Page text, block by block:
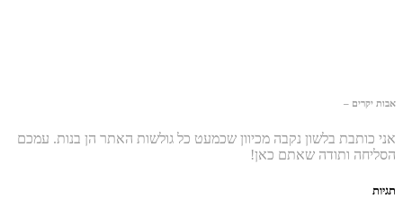
אבות יקרים –
אני כותבת בלשון נקבה מכיוון שכמעט כל גולשות האתר הן בנות. עמכם
הסליחה ותודה שאתם כאן!
תגיות